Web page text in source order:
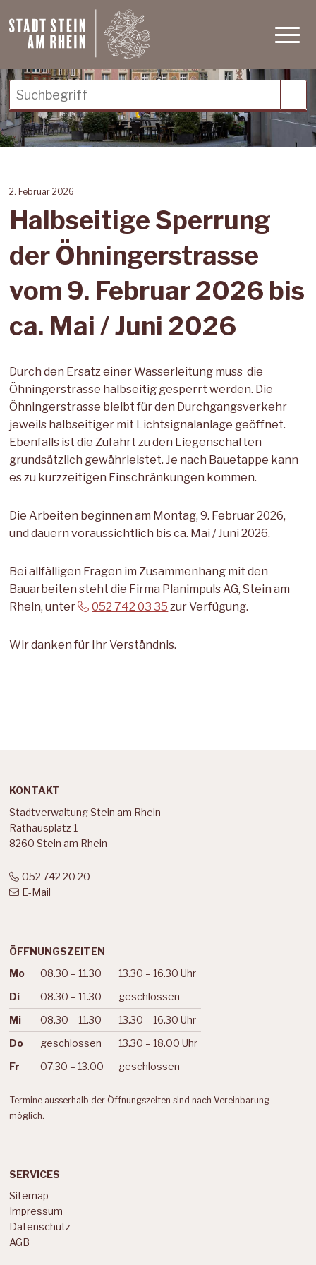
Navigieren in Stein am
Schnellnavigation
Suchbegriff
Halbseitige Sperrung
der Öhningerstrasse
vom 9. Februar 2026 bis
ca. Mai / Juni 2026
2. Februar 2026
Durch den Ersatz einer Wasserleitung muss die
Öhningerstrasse halbseitig gesperrt werden. Die
Öhningerstrasse bleibt für den Durchgangsverkehr
jeweils halbseitiger mit Lichtsignalanlage geöffnet.
Ebenfalls ist die Zufahrt zu den Liegenschaften
grundsätzlich gewährleistet. Je nach Bauetappe kann
es zu kurzzeitigen Einschränkungen kommen.
Die Arbeiten beginnen am Montag, 9. Februar 2026,
und dauern voraussichtlich bis ca. Mai / Juni 2026.
Bei allfälligen Fragen im Zusammenhang mit den
Bauarbeiten steht die Firma Planimpuls AG, Stein am
Rhein, unter
052 742 03 35 zur Verfügung.
Wir danken für Ihr Verständnis.
KONTAKT
Stadtverwaltung Stein am Rhein
Rathausplatz 1
8260 Stein am Rhein
052 742 20 20
E-Mail
ÖFFNUNGSZEITEN
Wochentag Vormittag Nachmittag
Mo 08.30 – 11.30
13.30 – 16.30 Uhr
Di
08.30 – 11.30
geschlossen
Mi
08.30 – 11.30
13.30 – 16.30 Uhr
Do
geschlossen
13.30 – 18.00 Uhr
Fr
07.30 – 13.00 geschlossen
Termine ausserhalb der Öffnungszeiten sind nach Vereinbarung
möglich.
SERVICES
Sitemap
Impressum
Datenschutz
AGB